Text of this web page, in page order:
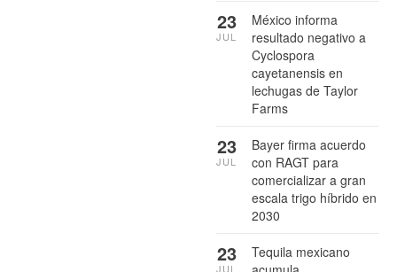
México informa
resultado negativo a
Cyclospora
cayetanensis en
lechugas de Taylor
Farms
23
JUL
Bayer firma acuerdo
con RAGT para
comercializar a gran
escala trigo híbrido en
2030
23
JUL
Tequila mexicano
23
JUL